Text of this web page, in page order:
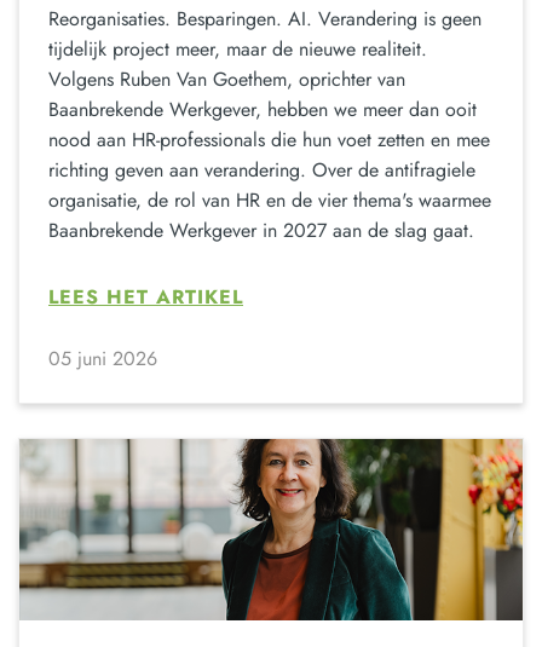
Reorganisaties. Besparingen. AI. Verandering is geen
tijdelijk project meer, maar de nieuwe realiteit.
Volgens Ruben Van Goethem, oprichter van
Baanbrekende Werkgever, hebben we meer dan ooit
nood aan HR-professionals die hun voet zetten en mee
richting geven aan verandering. Over de antifragiele
organisatie, de rol van HR en de vier thema's waarmee
Baanbrekende Werkgever in 2027 aan de slag gaat.
LEES HET ARTIKEL
05 juni 2026